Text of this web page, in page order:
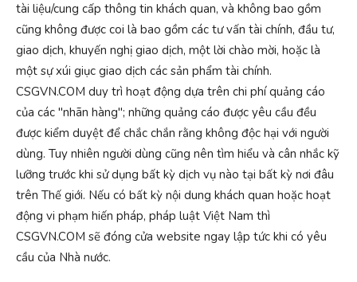
tài liệu/cung cấp thông tin khách quan, và không bao gồm
cũng không được coi là bao gồm các tư vấn tài chính, đầu tư,
giao dịch, khuyến nghị giao dịch, một lời chào mời, hoặc là
một sự xúi giục giao dịch các sản phẩm tài chính.
CSGVN.COM duy trì hoạt động dựa trên chi phí quảng cáo
của các "nhãn hàng"; những quảng cáo được yêu cầu đều
được kiểm duyệt để chắc chắn rằng không độc hại với người
dùng. Tuy nhiên người dùng cũng nên tìm hiểu và cân nhắc kỹ
lưỡng trước khi sử dụng bất kỳ dịch vụ nào tại bất kỳ nơi đâu
trên Thế giới. Nếu có bất kỳ nội dung khách quan hoặc hoạt
động vi phạm hiến pháp, pháp luật Việt Nam thì
CSGVN.COM sẽ đóng cửa website ngay lập tức khi có yêu
cầu của Nhà nước.